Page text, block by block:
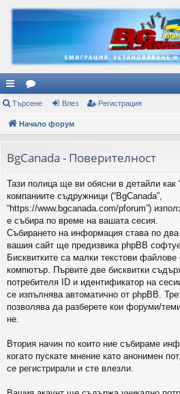
ъ
рз
вр
ъз
ки
ор
ум
Търсене Влез Регистрация
Начало форум
BgCanada - Поверителност
Тази полица ще ви обясни в детайли как
компаниите съдружници (“BgCanada”,
“https://www.bgcanada.com/pforum”)
е събира по време на вашата сесия.
Събирането на информация става по
вашия сайт ще предизвика phpBB
Бисквитките са малки текстови
компютър. Първите две бисквитки
потребителя ID и идентификатор на
се изпълнява автоматично от phpBB.
позволява да разберете кои форуми/
не.
Втория начин по които ние събираме
когато пускате мнение като анонимен
се регистрирали и сте влезли.